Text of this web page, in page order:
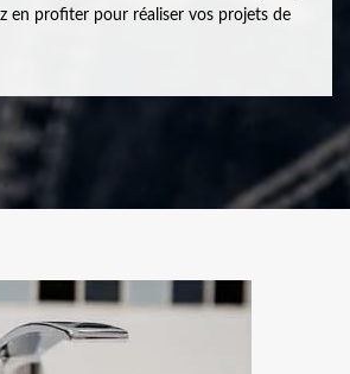
en profiter pour réaliser vos projets de